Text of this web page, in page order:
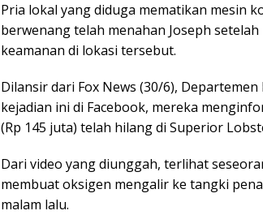
Pria lokal yang diduga mematikan mesin
berwenang telah menahan Joseph
keamanan di lokasi tersebut.
Dilansir dari Fox News (30/6),
kejadian ini di Facebook, mereka
(Rp 145 juta) telah hilang di Superior
Dari video yang diunggah, terlihat
membuat oksigen mengalir ke tangki
malam lalu.